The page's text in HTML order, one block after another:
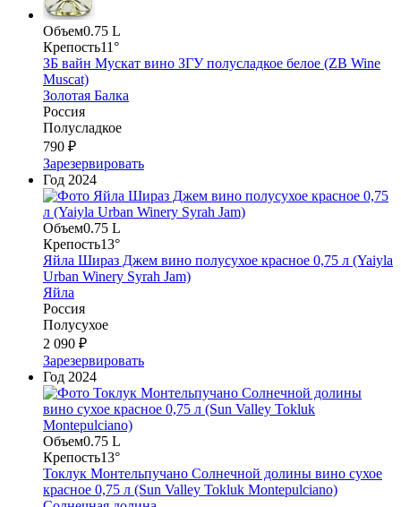
Объем0.75 L
Крепость11°
ЗБ вайн Мускат вино ЗГУ полусладкое белое (ZB Wine
Muscat)
Золотая Балка
Россия
Полусладкое
790 ₽
Зарезервировать
Год 2024
Объем0.75 L
Крепость13°
Яйла Шираз Джем вино полусухое красное 0,75 л (Yaiyla
Urban Winery Syrah Jam)
Яйла
Россия
Полусухое
2 090 ₽
Зарезервировать
Год 2024
Объем0.75 L
Крепость13°
Токлук Монтельпучано Солнечной долины вино сухое
красное 0,75 л (Sun Valley Tokluk Montepulciano)